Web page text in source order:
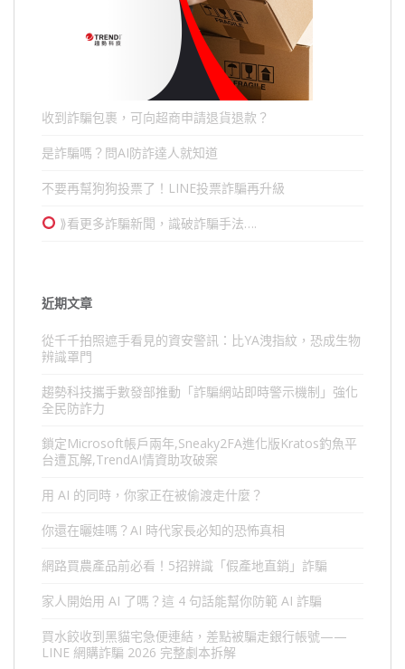
收到詐騙包裹，可向超商申請退貨退款？
是詐騙嗎？問AI防詐達人就知道
不要再幫狗狗投票了！LINE投票詐騙再升級
⟫看更多詐騙新聞，識破詐騙手法….
近期文章
從千千拍照遮手看見的資安警訊：比YA洩指紋，恐成生物
辨識罩門
趨勢科技攜手數發部推動「詐騙網站即時警示機制」強化
全民防詐力
鎖定Microsoft帳戶兩年,Sneaky2FA進化版Kratos釣魚平
台遭瓦解,TrendAI情資助攻破案
用 AI 的同時，你家正在被偷渡走什麼？
你還在曬娃嗎？AI 時代家長必知的恐怖真相
網路買農產品前必看！5招辨識「假產地直銷」詐騙
家人開始用 AI 了嗎？這 4 句話能幫你防範 AI 詐騙
買水餃收到黑貓宅急便連結，差點被騙走銀行帳號——
LINE 網購詐騙 2026 完整劇本拆解